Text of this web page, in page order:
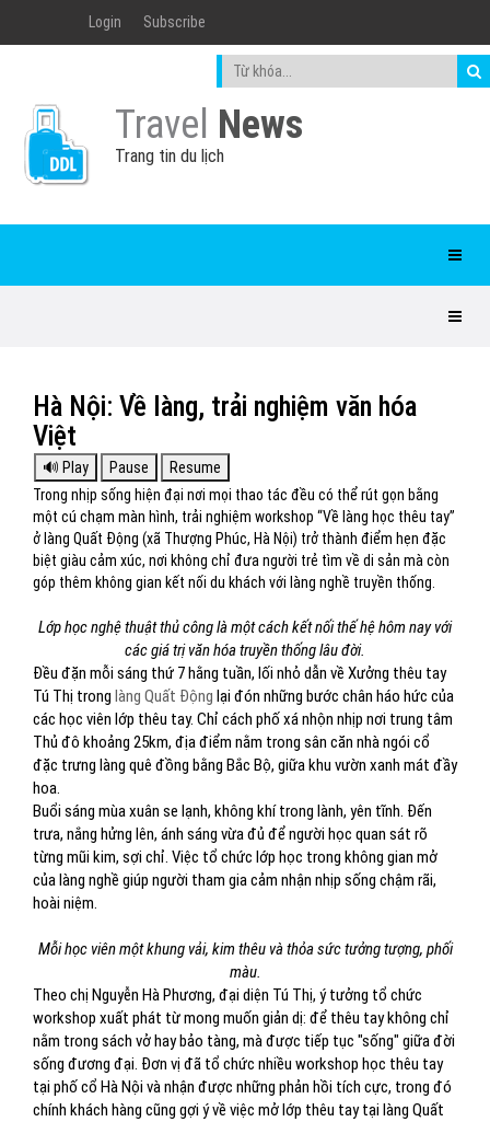
Login Subscribe
Travel News
Trang tin du lịch
Hà Nội: Về làng, trải nghiệm văn hóa
Việt
Trong nhịp sống hiện đại nơi mọi thao tác đều có thể rút gọn bằng
một cú chạm màn hình, trải nghiệm workshop “Về làng học thêu tay”
ở làng Quất Động (xã Thượng Phúc, Hà Nội) trở thành điểm hẹn đặc
biệt giàu cảm xúc, nơi không chỉ đưa người trẻ tìm về di sản mà còn
góp thêm không gian kết nối du khách với làng nghề truyền thống.
Lớp học nghệ thuật thủ công là một cách kết nối thế hệ hôm nay với
các giá trị văn hóa truyền thống lâu đời.
Đều đặn mỗi sáng thứ 7 hằng tuần, lối nhỏ dẫn về Xưởng thêu tay
Tú Thị trong làng Quất Động lại đón những bước chân háo hức của
các học viên lớp thêu tay. Chỉ cách phố xá nhộn nhịp nơi trung tâm
Thủ đô khoảng 25km, địa điểm nằm trong sân căn nhà ngói cổ
đặc trưng làng quê đồng bằng Bắc Bộ, giữa khu vườn xanh mát đầy
hoa.
Buổi sáng mùa xuân se lạnh, không khí trong lành, yên tĩnh. Đến
trưa, nắng hửng lên, ánh sáng vừa đủ để người học quan sát rõ
từng mũi kim, sợi chỉ. Việc tổ chức lớp học trong không gian mở
của làng nghề giúp người tham gia cảm nhận nhịp sống chậm rãi,
hoài niệm.
Mỗi học viên một khung vải, kim thêu và thỏa sức tưởng tượng, phối
màu.
Theo chị Nguyễn Hà Phương, đại diện Tú Thị, ý tưởng tổ chức
workshop xuất phát từ mong muốn giản dị: để thêu tay không chỉ
nằm trong sách vở hay bảo tàng, mà được tiếp tục "sống" giữa đời
sống đương đại. Đơn vị đã tổ chức nhiều workshop học thêu tay
tại phố cổ Hà Nội và nhận được những phản hồi tích cực, trong đó
chính khách hàng cũng gợi ý về việc mở lớp thêu tay tại làng Quất